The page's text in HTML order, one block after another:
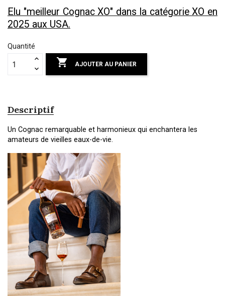
Elu "meilleur Cognac XO" dans la catégorie XO en
2025 aux USA.
Quantité
 AJOUTER AU PANIER
Descriptif
Un Cognac remarquable et harmonieux qui enchantera les
amateurs de vieilles eaux-de-vie.